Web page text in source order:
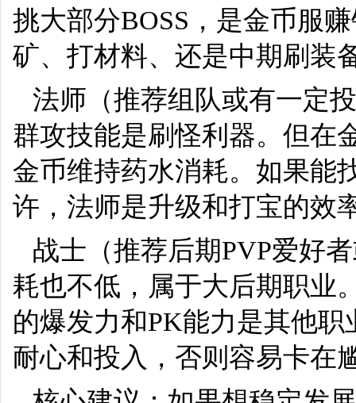
挑大部分BOSS，是金币服
矿、打材料、还是中期刷装
法师（推荐组队或有一定
群攻技能是刷怪利器。但在
金币维持药水消耗。如果能
许，法师是升级和打宝的效
战士（推荐后期PVP爱好
耗也不低，属于大后期职业
的爆发力和PK能力是其他
耐心和投入，否则容易卡在